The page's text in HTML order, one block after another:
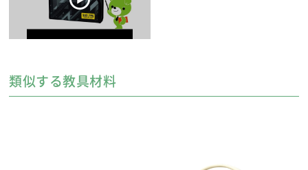
ニードルボックス
類似する教具材料